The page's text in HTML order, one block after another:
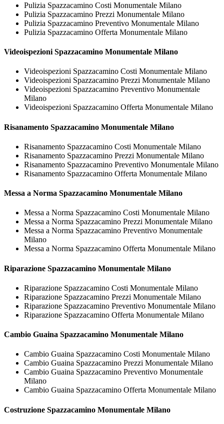
Pulizia Spazzacamino Costi Monumentale Milano
Pulizia Spazzacamino Prezzi Monumentale Milano
Pulizia Spazzacamino Preventivo Monumentale Milano
Pulizia Spazzacamino Offerta Monumentale Milano
Videoispezioni Spazzacamino Monumentale Milano
Videoispezioni Spazzacamino Costi Monumentale Milano
Videoispezioni Spazzacamino Prezzi Monumentale Milano
Videoispezioni Spazzacamino Preventivo Monumentale
Milano
Videoispezioni Spazzacamino Offerta Monumentale Milano
Risanamento Spazzacamino Monumentale Milano
Risanamento Spazzacamino Costi Monumentale Milano
Risanamento Spazzacamino Prezzi Monumentale Milano
Risanamento Spazzacamino Preventivo Monumentale Milano
Risanamento Spazzacamino Offerta Monumentale Milano
Messa a Norma Spazzacamino Monumentale Milano
Messa a Norma Spazzacamino Costi Monumentale Milano
Messa a Norma Spazzacamino Prezzi Monumentale Milano
Messa a Norma Spazzacamino Preventivo Monumentale
Milano
Messa a Norma Spazzacamino Offerta Monumentale Milano
Riparazione Spazzacamino Monumentale Milano
Riparazione Spazzacamino Costi Monumentale Milano
Riparazione Spazzacamino Prezzi Monumentale Milano
Riparazione Spazzacamino Preventivo Monumentale Milano
Riparazione Spazzacamino Offerta Monumentale Milano
Cambio Guaina Spazzacamino Monumentale Milano
Cambio Guaina Spazzacamino Costi Monumentale Milano
Cambio Guaina Spazzacamino Prezzi Monumentale Milano
Cambio Guaina Spazzacamino Preventivo Monumentale
Milano
Cambio Guaina Spazzacamino Offerta Monumentale Milano
Costruzione Spazzacamino Monumentale Milano